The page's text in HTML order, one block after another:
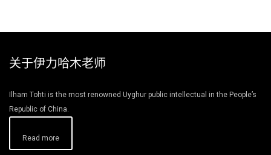
关于伊力哈木老师
Ilham Tohti is the most renowned Uyghur public intellectual in the People’s
Republic of China.
Read more